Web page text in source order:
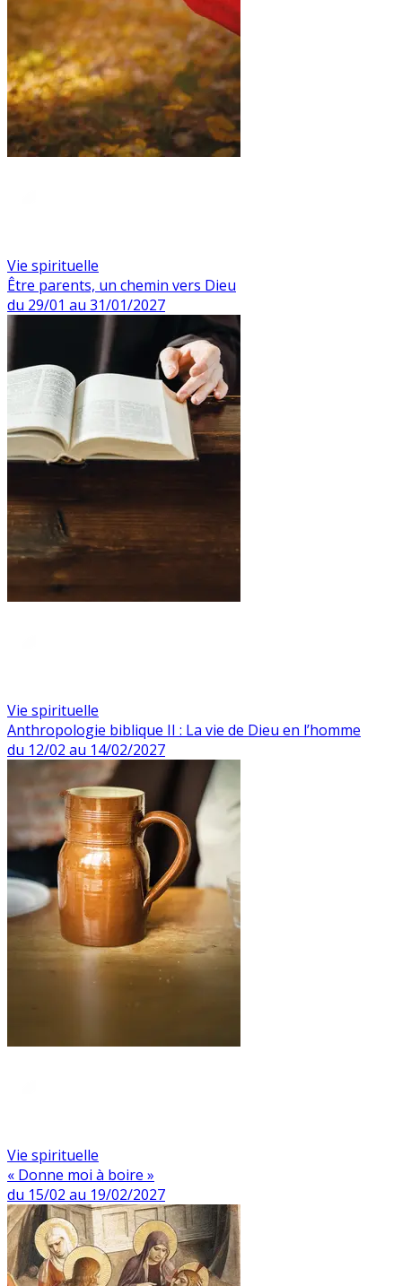
Vie spirituelle
Être parents, un chemin vers Dieu
du 29/01 au 31/01/2027
Vie spirituelle
Anthropologie biblique II : La vie de Dieu en l’homme
du 12/02 au 14/02/2027
Vie spirituelle
« Donne moi à boire »
du 15/02 au 19/02/2027